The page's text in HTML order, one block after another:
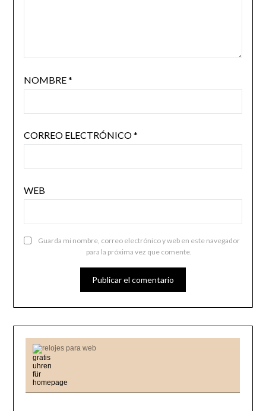
NOMBRE*
CORREO ELECTRÓNICO*
WEB
Guarda mi nombre, correo electrónico y web en este navegador
para la próxima vez que comente.
relojes para web